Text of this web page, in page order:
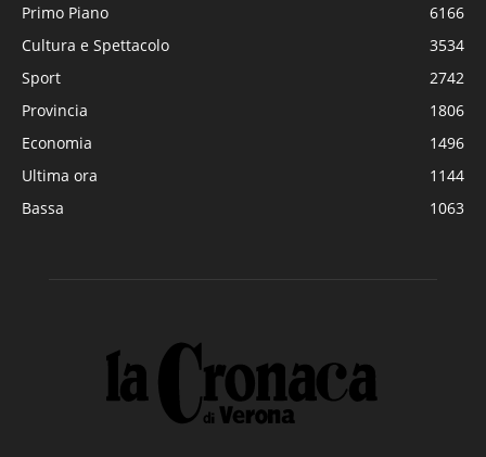
Primo Piano
6166
Cultura e Spettacolo
3534
Sport
2742
Provincia
1806
Economia
1496
Ultima ora
1144
Bassa
1063